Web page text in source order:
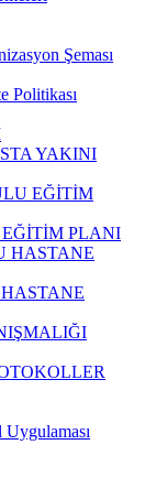
Şeması
Politikası
YAKINI
EĞİTİM
PLANI
HASTANE
Uygulaması